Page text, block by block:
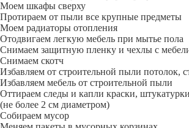
Моем шкафы сверху
Протираем от пыли все крупные предметы
Моем радиаторы отопления
Отодвигаем легкую мебель при мытье пола
Снимаем защитную пленку и чехлы с
Снимаем скотч
Избавляем от строительной пыли потолок,
Избавляем мебель от строительной пыли
Оттираем следы и капли краски,
(не более 2 см диаметром)
Собираем мусор